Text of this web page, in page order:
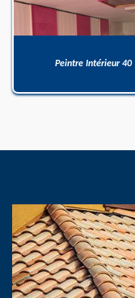
Peintre Intérieur 40